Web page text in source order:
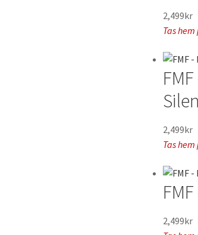
2,499kr
Tas
2,499kr
Tas
2,499kr